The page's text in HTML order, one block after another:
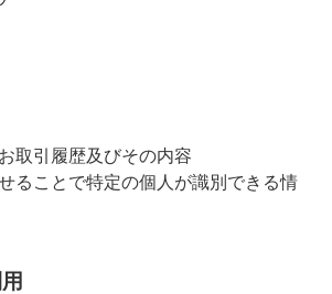
取引履歴及びその内容
ることで特定の個人が識別できる情